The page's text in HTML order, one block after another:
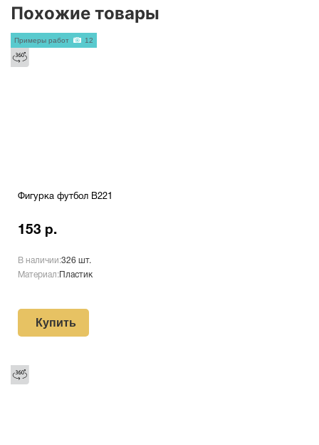
Похожие товары
Фигурка футбол B221
153 р.
В наличии:326 шт.
Материал: Пластик
Купить
Примеры работ 12